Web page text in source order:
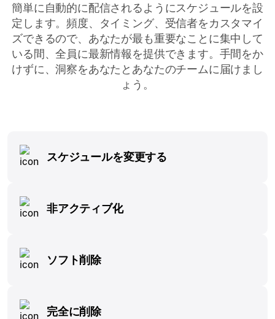
簡単に自動的に配信されるようにスケジュールを設
定します。頻度、タイミング、受信者をカスタマイ
ズできるので、あなたが最も重要なことに集中して
いる間、全員に最新情報を提供できます。手間をか
けずに、洞察をあなたとあなたのチームに届けまし
ょう。
スケジュールを変更する
非アクティブ化
ソフト削除
完全に削除